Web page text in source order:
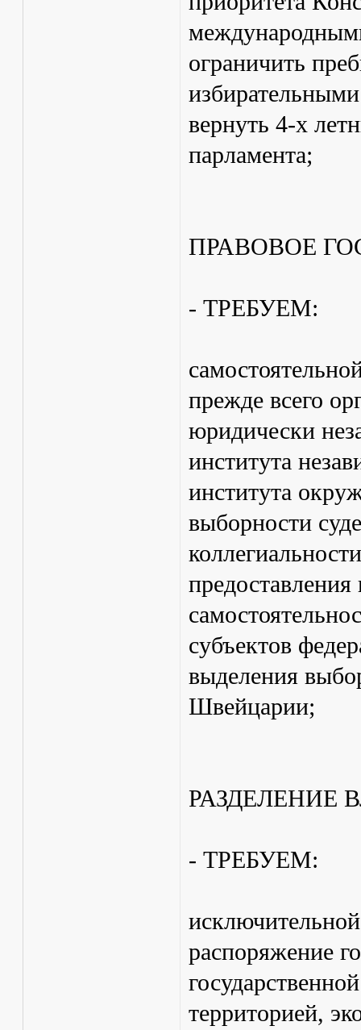
ограничить
вернуть 4-х
парламента;
ПРАВОВОЕ
- ТРЕБУЕМ:
прежде всего
юридически
института
института
выборности
субъектов
выделения
Швейцарии;
РАЗДЕЛЕНИЕ
- ТРЕБУЕМ:
распоряжение
территорией,